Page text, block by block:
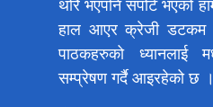
थोरै भएपनि सपोर्ट भएको
हाल आएर क्रेजी डटकम
पाठकहरुको ध्यानलाई
सम्प्रेषण गर्दै आइरहेको छ ।